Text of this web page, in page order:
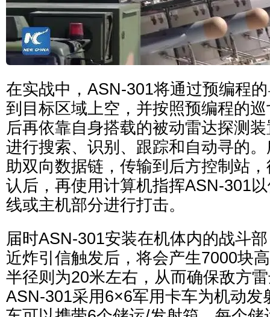
在实战中，ASN-301将通过预编程
到目标区域上空，并按照预编程的
后再依靠自身搭载的被动雷达探测
进行搜索、识别、跟踪和自动寻的
助双向数据链，传输到后方控制站
认后，再使用计算机指挥ASN-301
线或主机部分进行打击。
届时ASN-301安装在机体内的战斗
近炸引信触发后，将会产生7000块
半径则为20米左右，从而确保敌方
ASN-301采用6×6军用卡车为机动发